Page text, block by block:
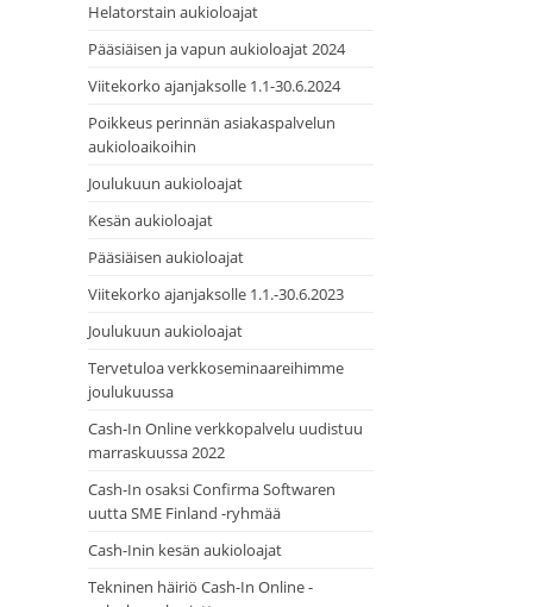
Helatorstain aukioloajat
Pääsiäisen ja vapun aukioloajat 2024
Viitekorko ajanjaksolle 1.1-30.6.2024
Poikkeus perinnän asiakaspalvelun
aukioloaikoihin
Joulukuun aukioloajat
Kesän aukioloajat
Pääsiäisen aukioloajat
Viitekorko ajanjaksolle 1.1.-30.6.2023
Joulukuun aukioloajat
Tervetuloa verkkoseminaareihimme
joulukuussa
Cash-In Online verkkopalvelu uudistuu
marraskuussa 2022
Cash-In osaksi Confirma Softwaren
uutta SME Finland -ryhmää
Cash-Inin kesän aukioloajat
Tekninen häiriö Cash-In Online -